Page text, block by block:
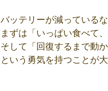
バッテリーが減っているな
まずは「いっぱい食べて
そして「回復するまで動か
という勇気を持つことが大